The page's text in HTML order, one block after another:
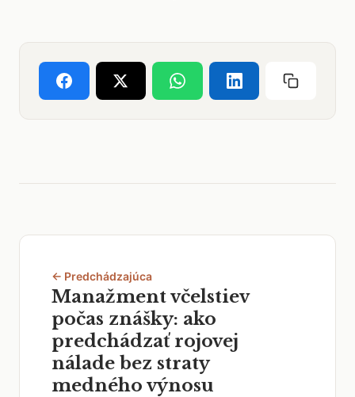
← Predchádzajúca
Manažment včelstiev
počas znášky: ako
predchádzať rojovej
nálade bez straty
medného výnosu